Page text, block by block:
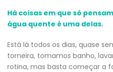
Há coisas em que só
água quente é uma delas.
Está lá todos os dias, quase
torneira, tomamos banho,
rotina, mas basta começar a